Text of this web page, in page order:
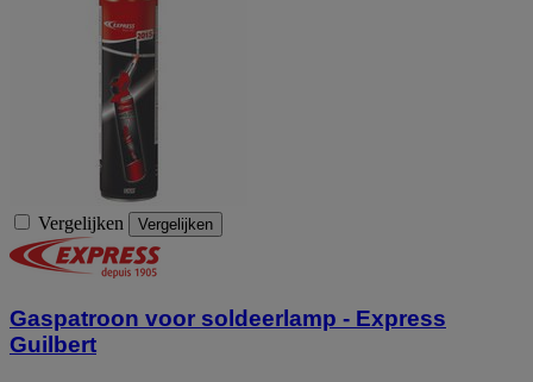
Vergelijken Vergelijken
Gaspatroon voor soldeerlamp - Express
Guilbert